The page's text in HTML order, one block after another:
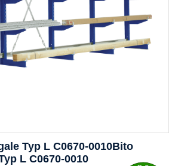
Typ L C0670-0010Bito
L C0670-0010